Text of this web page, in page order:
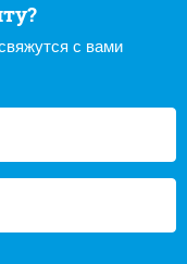
с вами